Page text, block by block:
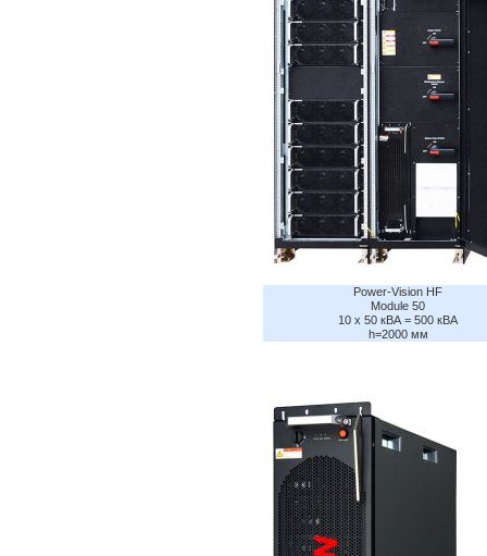
Power-Vision HF
Module 50
10 x 50 кВА = 500 кВА
h=2000 мм